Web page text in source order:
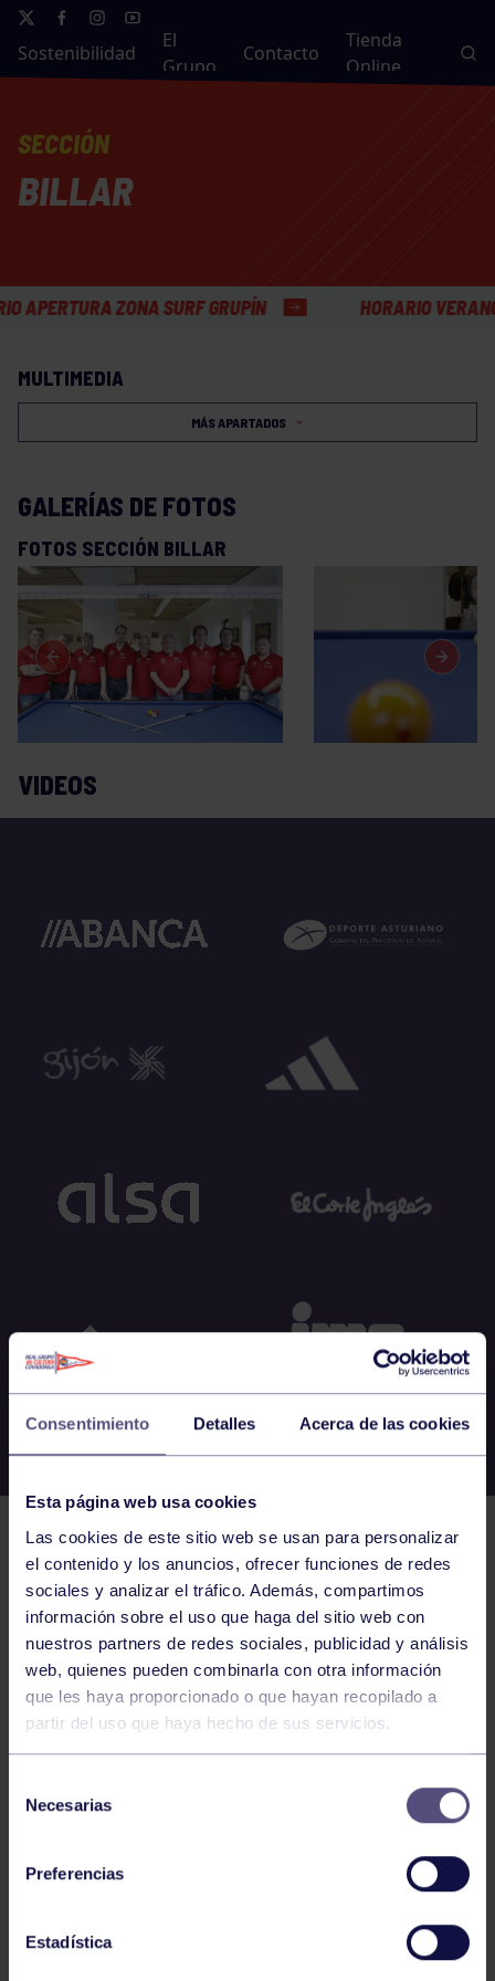
Consentimiento Detalles Acerca de las cookies
Esta página web usa cookies
Las cookies de este sitio web se usan para personalizar
el contenido y los anuncios, ofrecer funciones de redes
sociales y analizar el tráfico. Además, compartimos
información sobre el uso que haga del sitio web con
nuestros partners de redes sociales, publicidad y análisis
web, quienes pueden combinarla con otra información
que les haya proporcionado o que hayan recopilado a
partir del uso que haya hecho de sus servicios.
Necesarias
Preferencias
Estadística
Sostenibilidad
El
Grupo
Contacto
Tienda
Online
SECCIÓN
BILLAR
ZONA SURF GRUPÍN HORARIO VERANO
MULTIMEDIA
MÁS APARTADOS
GALERÍAS DE FOTOS
FOTOS SECCIÓN BILLAR
VIDEOS
EL GRUPO
Distinciones
Junta directiva